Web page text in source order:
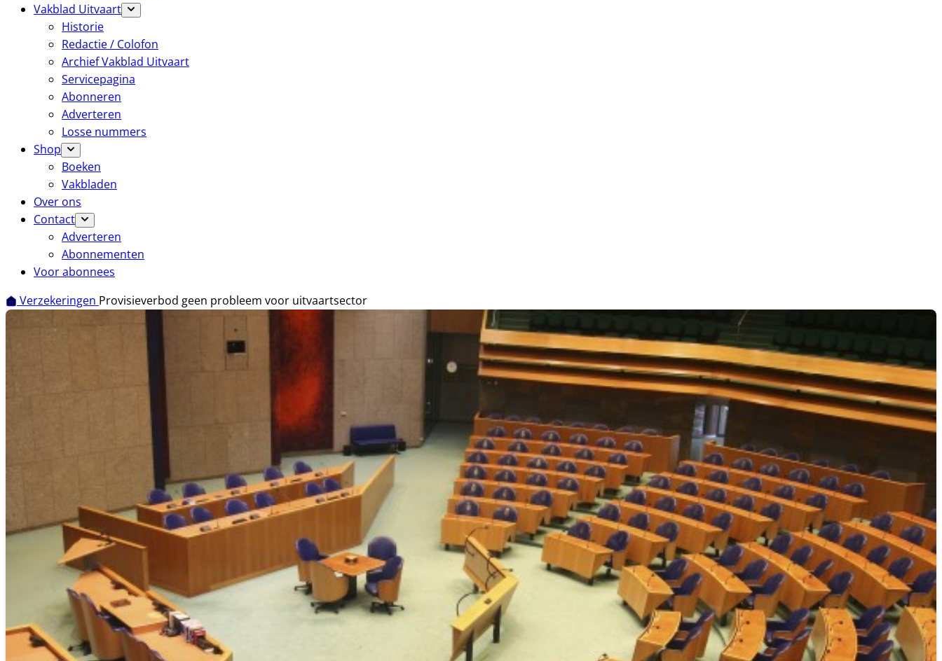
Vakblad Uitvaart
Historie
Redactie / Colofon
Archief Vakblad Uitvaart
Servicepagina
Abonneren
Adverteren
Losse nummers
Shop
Boeken
Vakbladen
Over ons
Contact
Adverteren
Abonnementen
Voor abonnees
Verzekeringen Provisieverbod geen probleem voor uitvaartsector